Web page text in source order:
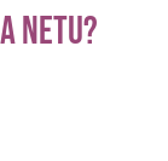
netu?